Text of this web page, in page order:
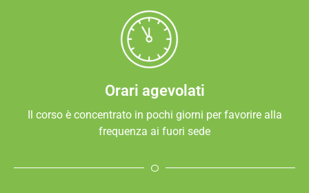
Orari agevolati
Il corso è concentrato in pochi giorni per favorire alla
frequenza ai fuori sede